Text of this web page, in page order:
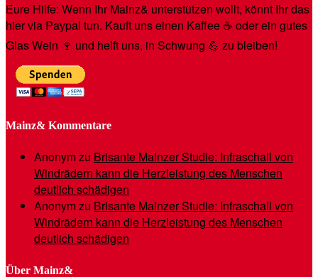
Eure Hilfe: Wenn Ihr Mainz& unterstützen wollt, könnt Ihr das
hier via Paypal tun. Kauft uns einen Kaffee ☕️ oder ein gutes
Glas Wein 🍷 und helft uns, in Schwung 💪 zu bleiben!
Mainz& Kommentare
Anonymzu Brisante Mainzer Studie: Infraschall von
Windrädern kann die Herzleistung des Menschen
deutlich schädigen
Anonymzu Brisante Mainzer Studie: Infraschall von
Windrädern kann die Herzleistung des Menschen
deutlich schädigen
Über Mainz&